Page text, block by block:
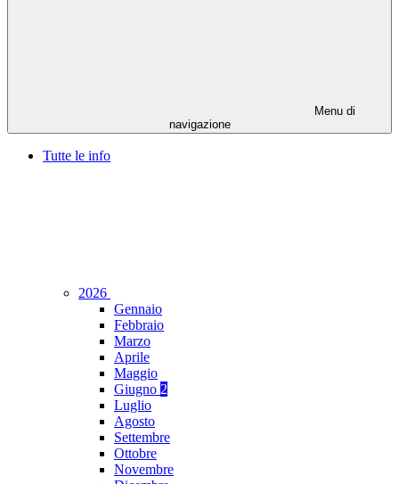
Menu di
navigazione
Tutte le info
2026
Gennaio
Febbraio
Marzo
Aprile
Maggio
Giugno 2
Luglio
Agosto
Settembre
Ottobre
Novembre